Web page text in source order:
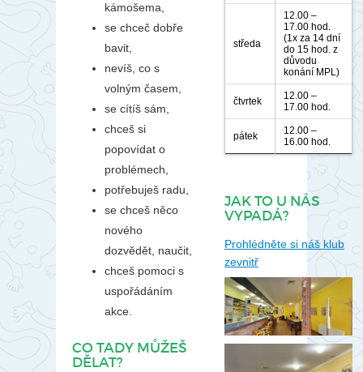
kámošema,
se chceč dobře
bavit,
nevíš, co s
volným časem,
se cítíš sám,
chceš si
popovídat o
problémech,
potřebuješ radu,
se chceš něco
nového
dozvědět, naučit,
chceš pomoci s
uspořádáním
akce.
CO TADY MŮŽEŠ
DĚLAT?
středa
12.00 –
17.00 hod.
(1x za 14 dní
do 15 hod. z
důvodu
konání MPL)
čtvrtek
12.00 –
17.00 hod.
pátek
12.00 –
16.00 hod.
JAK TO U NÁS
VYPADÁ?
Prohlédněte si náš klub
zevnitř